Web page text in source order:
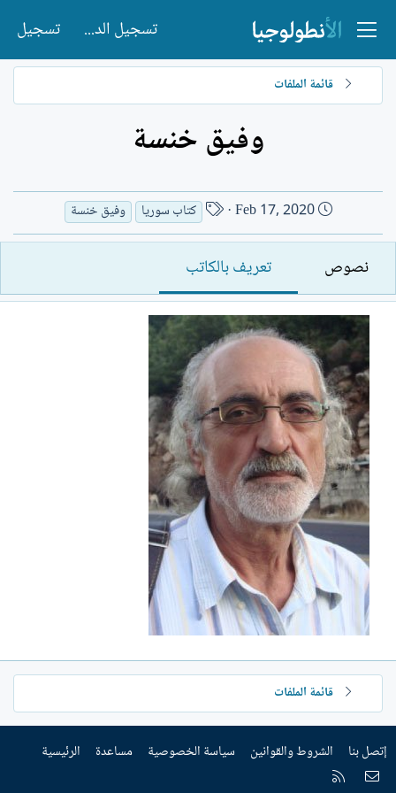
تسجيل الدخول تسجيل
قائمة الملفات
وفيق خنسة
ت
ا
خ
ا
ل
إ
ش
ا
ء
Feb 17, 2020
ا
س
ا
ل
ك
ت
ب
كتاب سوريا وفيق خنسة
نصوص تعريف بالكاتب
قائمة الملفات
إتصل بنا الشروط والقوانين سياسة الخصوصية مساعدة الرئيسية
إتصل بنا